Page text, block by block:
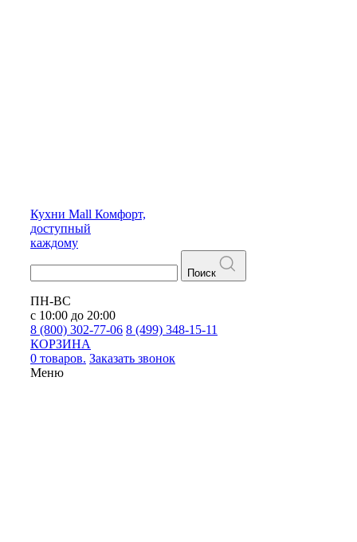
Кухни Mall Комфорт,
доступный
каждому
Поиск
ПН-ВС
с 10:00 до 20:00
8 (800) 302-77-06 8 (499) 348-15-11
КОРЗИНА
0 товаров. Заказать звонок
Меню